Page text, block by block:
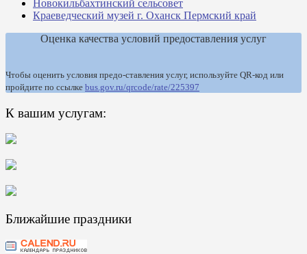
Новокильбахтинский сельсовет
Краеведческий музей г. Оханск Пермский край
Оценка качества условий предоставления услуг
Чтобы оценить условия предо-ставления услуг, используйте QR-код или
пройдите по ссылке bus.gov.ru/qrcode/rate/225397
К вашим услугам:
Ближайшие праздники